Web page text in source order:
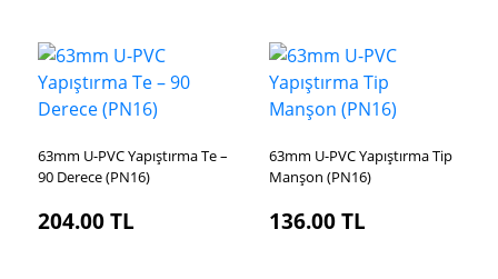
63mm U-PVC Yapıştırma Te –
90 Derece (PN16)
204.00TL
63mm U-PVC Yapıştırma Tip
Manşon (PN16)
136.00TL